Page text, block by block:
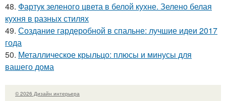
48. Фартук зеленого цвета в белой кухне. Зелено белая
кухня в разных стилях
49. Создание гардеробной в спальне: лучшие идеи 2017
года
50. Металлическое крыльцо: плюсы и минусы для
вашего дома
© 2026 Дизайн интерьера